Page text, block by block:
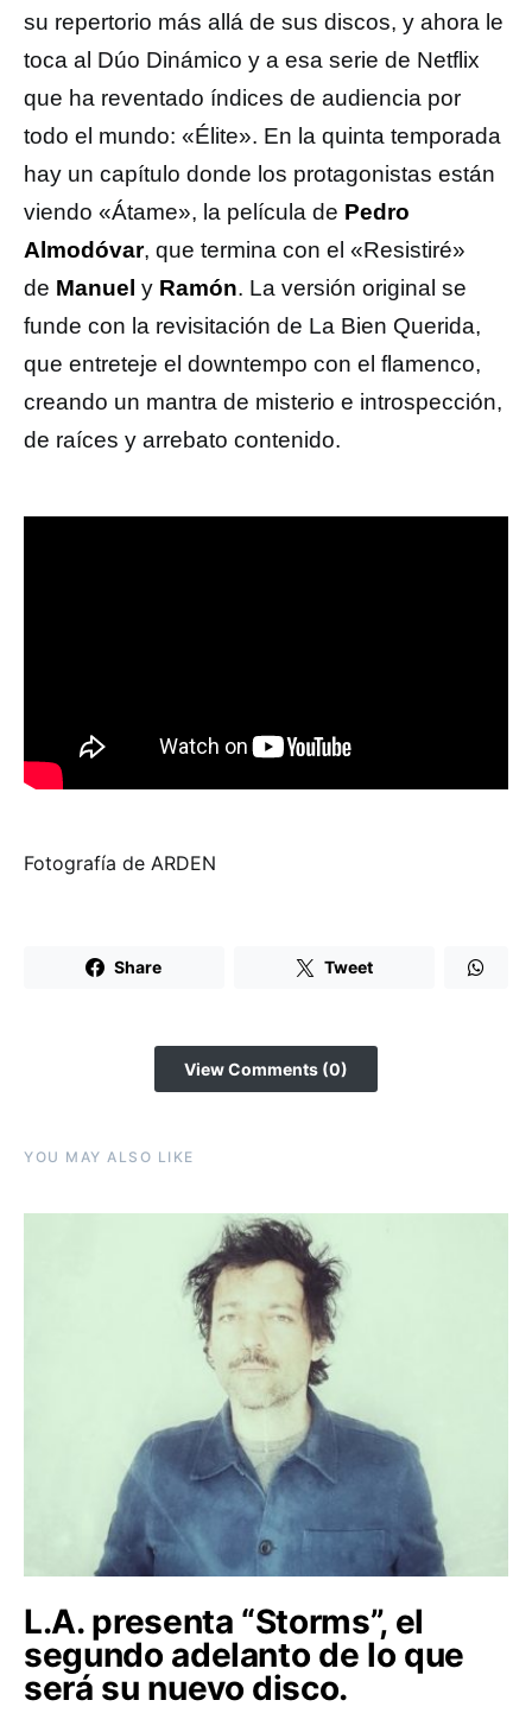
su repertorio más allá de sus discos, y ahora le
toca al Dúo Dinámico y a esa serie de Netflix
que ha reventado índices de audiencia por
todo el mundo: «Élite». En la quinta temporada
hay un capítulo donde los protagonistas están
viendo «Átame», la película de Pedro
Almodóvar, que termina con el «Resistiré»
de Manuel y Ramón. La versión original se
funde con la revisitación de La Bien Querida,
que entreteje el downtempo con el flamenco,
creando un mantra de misterio e introspección,
de raíces y arrebato contenido.
Fotografía de ARDEN
Share Tweet
View Comments (0)
YOU MAY ALSO LIKE
L.A. presenta “Storms”, el
segundo adelanto de lo que
será su nuevo disco.